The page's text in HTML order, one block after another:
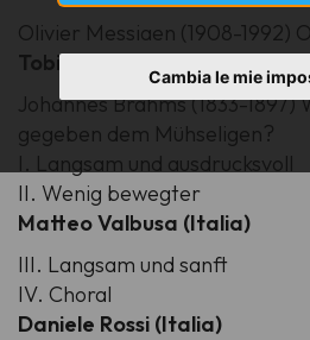
Cambia le mie
Olivier Messiaen (1908-1992)
Tobia Simone Tuveri (Italia)
Johannes Brahms (1833-
gegeben dem Mühseligen?
I. Langsam und ausdrucksvoll
II. Wenig bewegter
Matteo Valbusa (Italia)
III. Langsam und sanft
IV. Choral
Daniele Rossi (Italia)